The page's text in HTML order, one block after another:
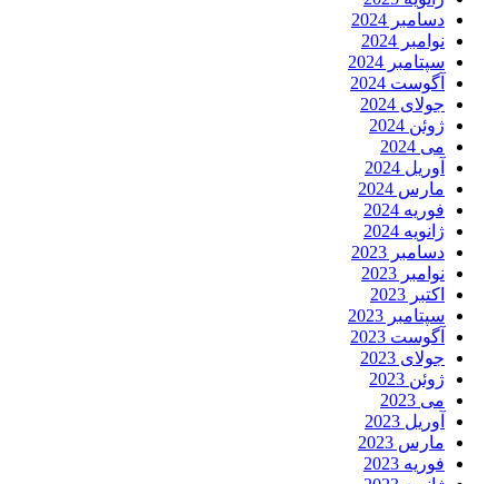
دسامبر 2024
نوامبر 2024
سپتامبر 2024
آگوست 2024
جولای 2024
ژوئن 2024
می 2024
آوریل 2024
مارس 2024
فوریه 2024
ژانویه 2024
دسامبر 2023
نوامبر 2023
اکتبر 2023
سپتامبر 2023
آگوست 2023
جولای 2023
ژوئن 2023
می 2023
آوریل 2023
مارس 2023
فوریه 2023